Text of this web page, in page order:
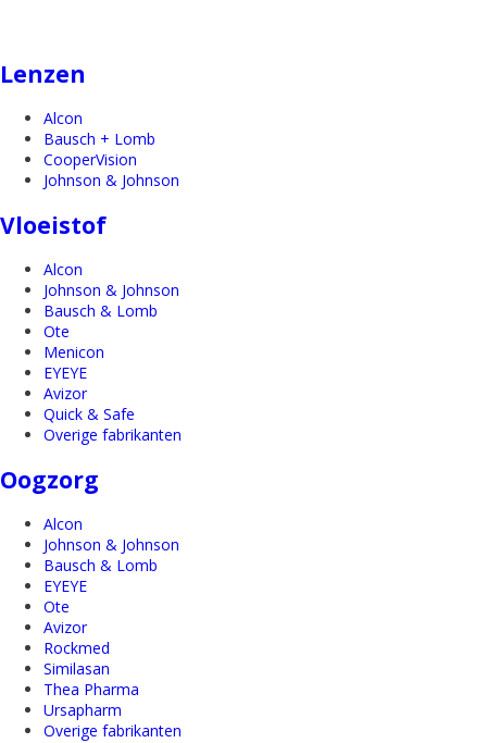
Lenzen
Alcon
Bausch + Lomb
CooperVision
Johnson & Johnson
Vloeistof
Alcon
Johnson & Johnson
Bausch & Lomb
Ote
Menicon
EYEYE
Avizor
Quick & Safe
Overige fabrikanten
Oogzorg
Alcon
Johnson & Johnson
Bausch & Lomb
EYEYE
Ote
Avizor
Rockmed
Similasan
Thea Pharma
Ursapharm
Overige fabrikanten